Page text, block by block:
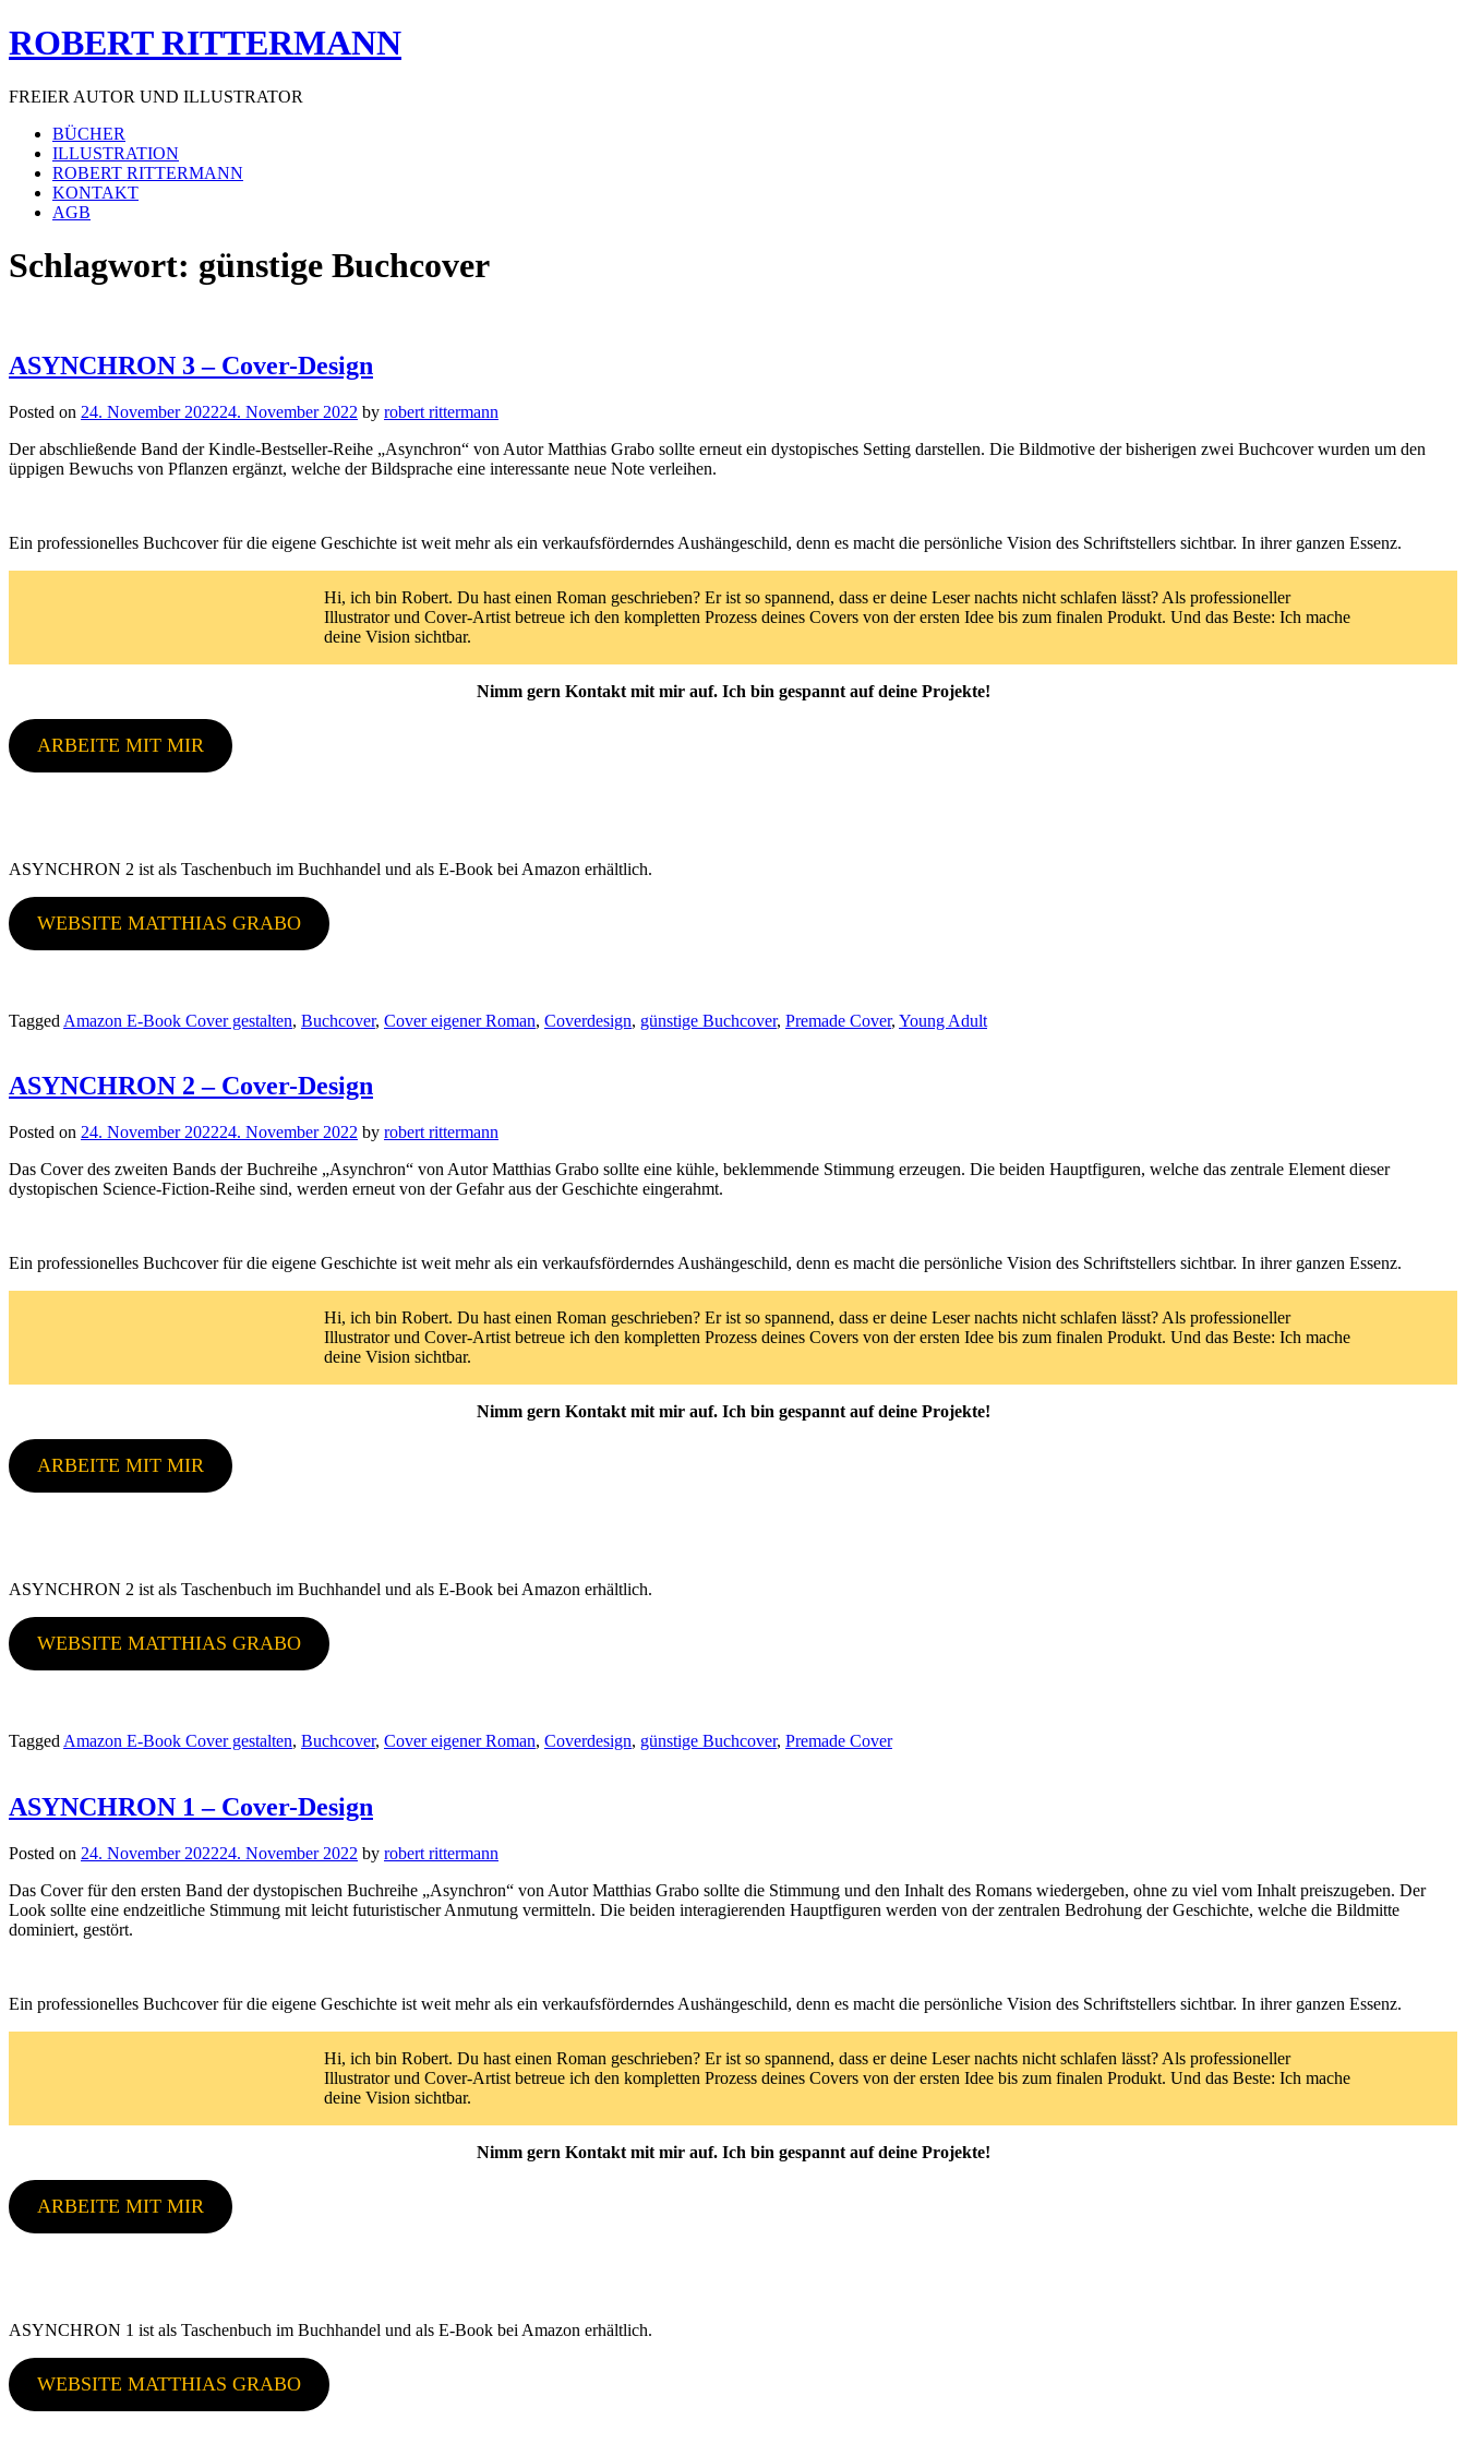
Skip
to
ROBERT RITTERMANN
FREIER AUTOR UND ILLUSTRATOR
BÜCHER
ILLUSTRATION
ROBERT RITTERMANN
KONTAKT
AGB
Schlagwort: günstige Buchcover
ASYNCHRON 3 – Cover-Design
Posted on 24. November 202224. November 2022 by robert rittermann
Der abschließende Band der Kindle-Bestseller-Reihe „Asynchron“ von Autor Matthias Grabo sollte erneut ein dystopisches Setting darstellen. Die Bildmotive der bisherigen zwei Buchcover wurden um den
üppigen Bewuchs von Pflanzen ergänzt, welche der Bildsprache eine interessante neue Note verleihen.
Ein professionelles Buchcover für die eigene Geschichte ist weit mehr als ein verkaufsförderndes Aushängeschild, denn es macht die persönliche Vision des Schriftstellers sichtbar. In ihrer ganzen Essenz.
Hi, ich bin Robert. Du hast einen Roman geschrieben? Er ist so spannend, dass er deine Leser nachts nicht schlafen lässt? Als professioneller
Illustrator und Cover-Artist betreue ich den kompletten Prozess deines Covers von der ersten Idee bis zum finalen Produkt. Und das Beste: Ich mache
deine Vision sichtbar.
Nimm gern Kontakt mit mir auf. Ich bin gespannt auf deine Projekte!
ARBEITE MIT MIR
ASYNCHRON 2 ist als Taschenbuch im Buchhandel und als E-Book bei Amazon erhältlich.
WEBSITE MATTHIAS GRABO
Tagged Amazon E-Book Cover gestalten, Buchcover, Cover eigener Roman, Coverdesign, günstige Buchcover, Premade Cover, Young Adult
ASYNCHRON 2 – Cover-Design
Posted on 24. November 202224. November 2022 by robert rittermann
Das Cover des zweiten Bands der Buchreihe „Asynchron“ von Autor Matthias Grabo sollte eine kühle, beklemmende Stimmung erzeugen. Die beiden Hauptfiguren, welche das zentrale Element dieser
dystopischen Science-Fiction-Reihe sind, werden erneut von der Gefahr aus der Geschichte eingerahmt.
Ein professionelles Buchcover für die eigene Geschichte ist weit mehr als ein verkaufsförderndes Aushängeschild, denn es macht die persönliche Vision des Schriftstellers sichtbar. In ihrer ganzen Essenz.
Hi, ich bin Robert. Du hast einen Roman geschrieben? Er ist so spannend, dass er deine Leser nachts nicht schlafen lässt? Als professioneller
Illustrator und Cover-Artist betreue ich den kompletten Prozess deines Covers von der ersten Idee bis zum finalen Produkt. Und das Beste: Ich mache
deine Vision sichtbar.
Nimm gern Kontakt mit mir auf. Ich bin gespannt auf deine Projekte!
ARBEITE MIT MIR
ASYNCHRON 2 ist als Taschenbuch im Buchhandel und als E-Book bei Amazon erhältlich.
WEBSITE MATTHIAS GRABO
Tagged Amazon E-Book Cover gestalten, Buchcover, Cover eigener Roman, Coverdesign, günstige Buchcover, Premade Cover
ASYNCHRON 1 – Cover-Design
Posted on 24. November 202224. November 2022 by robert rittermann
Das Cover für den ersten Band der dystopischen Buchreihe „Asynchron“ von Autor Matthias Grabo sollte die Stimmung und den Inhalt des Romans wiedergeben, ohne zu viel vom Inhalt preiszugeben. Der
Look sollte eine endzeitliche Stimmung mit leicht futuristischer Anmutung vermitteln. Die beiden interagierenden Hauptfiguren werden von der zentralen Bedrohung der Geschichte, welche die Bildmitte
dominiert, gestört.
Ein professionelles Buchcover für die eigene Geschichte ist weit mehr als ein verkaufsförderndes Aushängeschild, denn es macht die persönliche Vision des Schriftstellers sichtbar. In ihrer ganzen Essenz.
Hi, ich bin Robert. Du hast einen Roman geschrieben? Er ist so spannend, dass er deine Leser nachts nicht schlafen lässt? Als professioneller
Illustrator und Cover-Artist betreue ich den kompletten Prozess deines Covers von der ersten Idee bis zum finalen Produkt. Und das Beste: Ich mache
deine Vision sichtbar.
Nimm gern Kontakt mit mir auf. Ich bin gespannt auf deine Projekte!
ARBEITE MIT MIR
ASYNCHRON 1 ist als Taschenbuch im Buchhandel und als E-Book bei Amazon erhältlich.
WEBSITE MATTHIAS GRABO